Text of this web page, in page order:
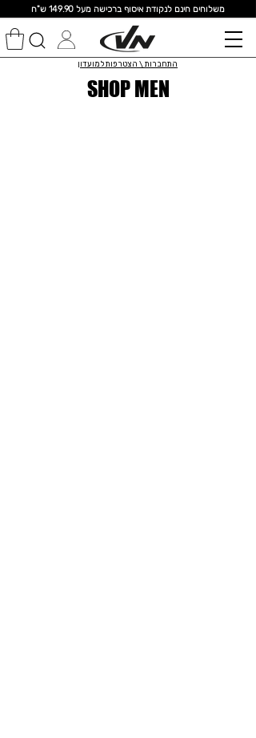
משלוחים חינם לנקודת איסוף ברכישה מעל 149.90 ש"ח
התחברות \ הצטרפות למועדון
SHOP MEN